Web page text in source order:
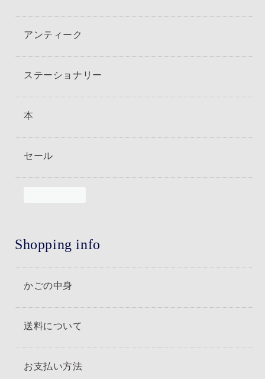
アンティーク
ステーショナリー
本
セール
Shopping info
かごの中身
送料について
お支払い方法